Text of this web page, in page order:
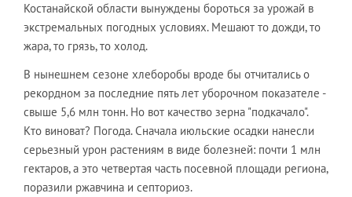
Костанайской области вынуждены бороться за урожай в
экстремальных погодных условиях. Мешают то дожди, то
жара, то грязь, то холод.
В нынешнем сезоне хлеборобы вроде бы отчитались о
рекордном за последние пять лет уборочном показателе -
свыше 5,6 млн тонн. Но вот качество зерна "подкачало".
Кто виноват? Погода. Сначала июльские осадки нанесли
серьезный урон растениям в виде болезней: почти 1 млн
гектаров, а это четвертая часть посевной площади региона,
поразили ржавчина и септориоз.